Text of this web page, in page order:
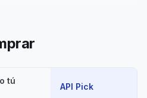
tú
API Pick